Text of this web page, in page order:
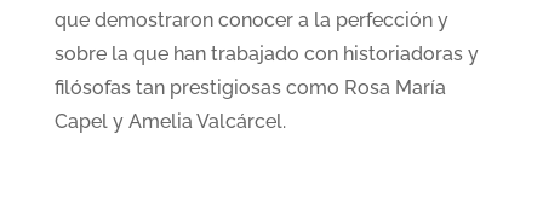
que demostraron conocer a la perfección y
sobre la que han trabajado con historiadoras y
filósofas tan prestigiosas como Rosa María
Capel y Amelia Valcárcel.